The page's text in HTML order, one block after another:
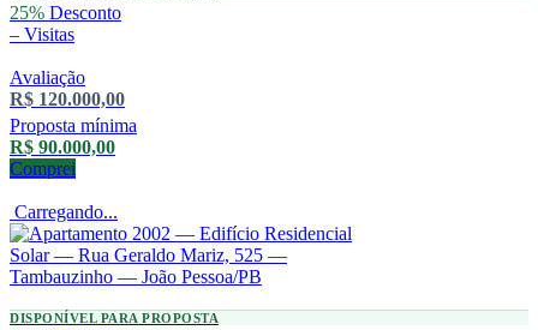
25% Desconto
– Visitas
Avaliação
R$ 120.000,00
Proposta mínima
R$ 90.000,00
Comprei
Carregando...
DISPONÍVEL PARA PROPOSTA